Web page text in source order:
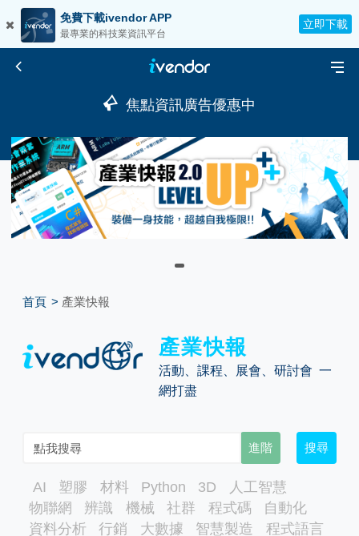
免費下載ivendor APP
最專業的科技業資訊平台
立即下載
焦點資訊廣告優惠中
首頁 產業快報
產業快報
活動、課程、展會、研討會 一
網打盡
進階 搜尋
AI 塑膠 材料 Python 3D
人工智慧
物聯網
辨識 機械 社群 程式碼
自動化
資料分析
行銷 大數據 智慧製造 程式語言